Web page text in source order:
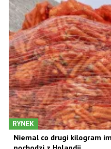
RYNEK
Niemal co drugi kilogram